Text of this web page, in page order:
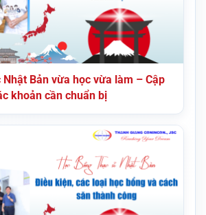
Nhật Bản vừa học vừa làm – Cập
khoản cần chuẩn bị